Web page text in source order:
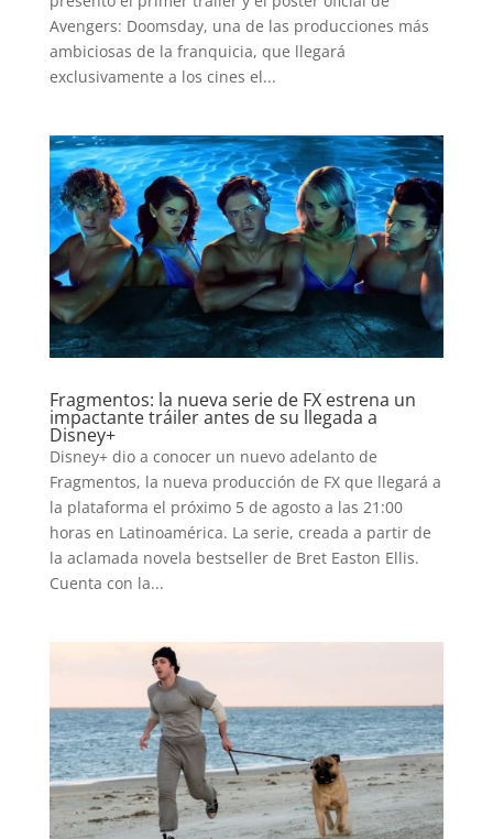
INICIO
PELICULAS
SERIES
TECNOVITOS
T-
PLUS
EVENTOS
Avengers: Doomsday, una de las producciones más
ambiciosas de la franquicia, que llegará
exclusivamente a los cines el...
Fragmentos: la nueva serie de FX estrena un
impactante tráiler antes de su llegada a
Disney+
Disney+ dio a conocer un nuevo adelanto de
Fragmentos, la nueva producción de FX que llegará a
la plataforma el próximo 5 de agosto a las 21:00
horas en Latinoamérica. La serie, creada a partir de
la aclamada novela bestseller de Bret Easton Ellis.
Cuenta con la...